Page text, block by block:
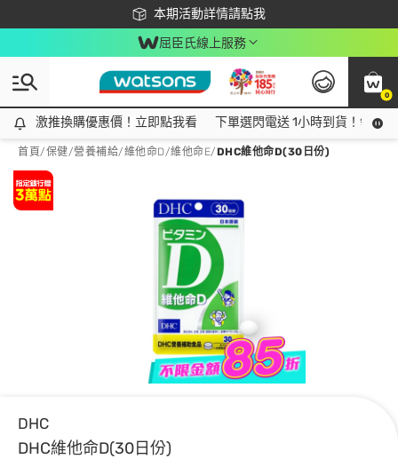
本期活動詳情請點我
下載app最高回饋$350
屈臣氏線上服務
0
激推換購優惠價！立即點我看
激推換購優惠價！立即點我看 下單選閃電送 1小時到貨！領神
首頁/保健/營養補給/維他命D/維他命E/DHC維他命D(30日份)
DHC
DHC維他命D(30日份)